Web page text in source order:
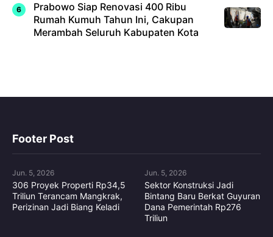
Prabowo Siap Renovasi 400 Ribu
Rumah Kumuh Tahun Ini, Cakupan
Merambah Seluruh Kabupaten Kota
Footer Post
Jun. 5, 2026
306 Proyek Properti Rp34,5
Triliun Terancam Mangkrak,
Perizinan Jadi Biang Keladi
Jun. 5, 2026
Sektor Konstruksi Jadi
Bintang Baru Berkat Guyuran
Dana Pemerintah Rp276
Triliun